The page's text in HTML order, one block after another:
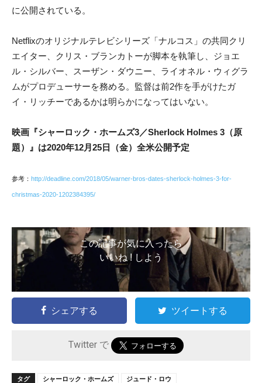
に公開されている。
Netflixのオリジナルテレビシリーズ「ナルコス」の共同クリ
エイター、クリス・ブランカトーが脚本を執筆し、ジョエ
ル・シルバー、スーザン・ダウニー、ライオネル・ウィグラ
ムがプロデューサーを務める。監督は前2作を手がけたガ
イ・リッチーであるかは明らかになってはいない。
映画『シャーロック・ホームズ3／Sherlock Holmes 3（原
題）』は2020年12月25日（金）全米公開予定
参考： http://deadline.com/2018/05/warner-bros-dates-sherlock-holmes-3-for-
christmas-2020-1202384395/
この記事が気に入ったら
いいね ! しよう
シェアする ツイートする
Twitter で
タグ シャーロック・ホームズ
ジュード・ロウ